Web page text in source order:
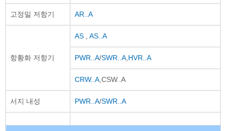
고정밀 저항기 AR..A
항황화 저항기
AS AS..A
PWR..A/SWR..A HVR..A
CRW..A ,CSW..A
서지 내성 PWR..A/SWR..A